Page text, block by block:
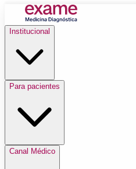
Institucional
Para pacientes
Canal Médico